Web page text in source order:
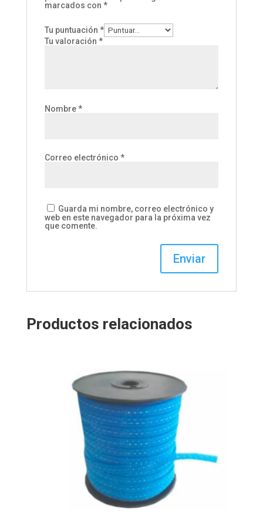
marcados con *
Tu puntuación *
Tu valoración *
Nombre*
Correo electrónico *
Guarda mi nombre, correo electrónico y
web en este navegador para la próxima vez
que comente.
Productos relacionados